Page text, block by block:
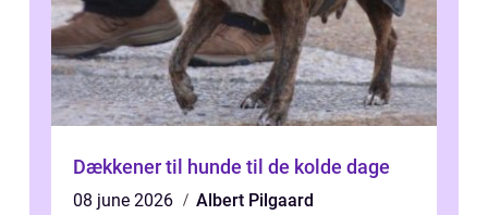
Dækkener til hunde til de kolde dage
08 june 2026
Albert Pilgaard